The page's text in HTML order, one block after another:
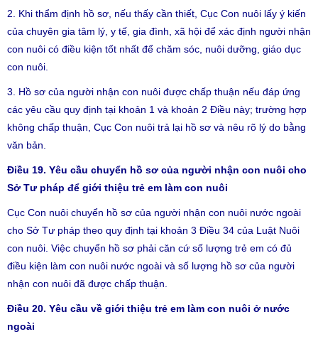
2. Khi thẩm định hồ sơ, nếu thấy cần thiết, Cục Con nuôi lấy ý kiến
của chuyên gia tâm lý, y tế, gia đình, xã hội để xác định người nhận
con nuôi có điều kiện tốt nhất để chăm sóc, nuôi dưỡng, giáo dục
con nuôi.
3. Hồ sơ của người nhận con nuôi được chấp thuận nếu đáp ứng
các yêu cầu quy định tại khoản 1 và khoản 2 Điều này; trường hợp
không chấp thuận, Cục Con nuôi trả lại hồ sơ và nêu rõ lý do bằng
văn bản.
Điều 19. Yêu cầu chuyển hồ sơ của người nhận con nuôi cho
Sở Tư pháp để giới thiệu trẻ em làm con nuôi
Cục Con nuôi chuyển hồ sơ của người nhận con nuôi nước ngoài
cho Sở Tư pháp theo quy định tại khoản 3 Điều 34 của Luật Nuôi
con nuôi. Việc chuyển hồ sơ phải căn cứ số lượng trẻ em có đủ
điều kiện làm con nuôi nước ngoài và số lượng hồ sơ của người
nhận con nuôi đã được chấp thuận.
Điều 20. Yêu cầu về giới thiệu trẻ em làm con nuôi ở nước
ngoài